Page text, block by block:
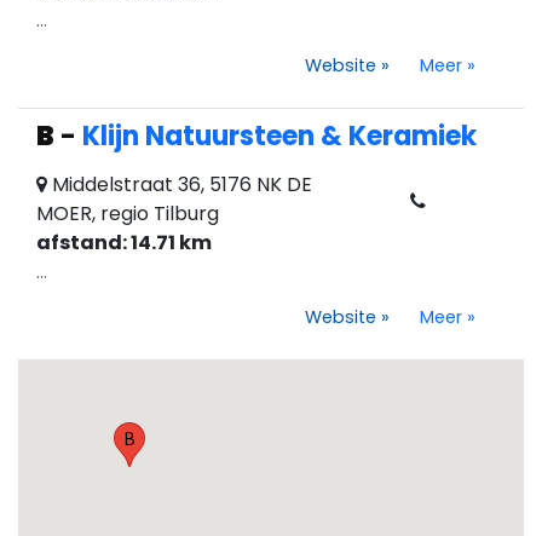
...
Website » Meer »
B - Klijn Natuursteen & Keramiek
Middelstraat 36, 5176 NK DE
MOER, regio Tilburg
afstand: 14.71 km
...
Website » Meer »
B